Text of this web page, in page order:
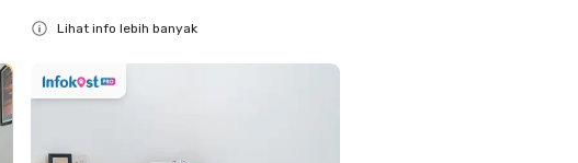
Lihat info lebih banyak